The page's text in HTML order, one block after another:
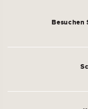
Besuchen